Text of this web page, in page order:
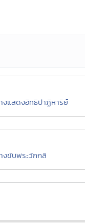
งแสดงอิทธิปาฏิหาริย์
งขับพระวักกลิ